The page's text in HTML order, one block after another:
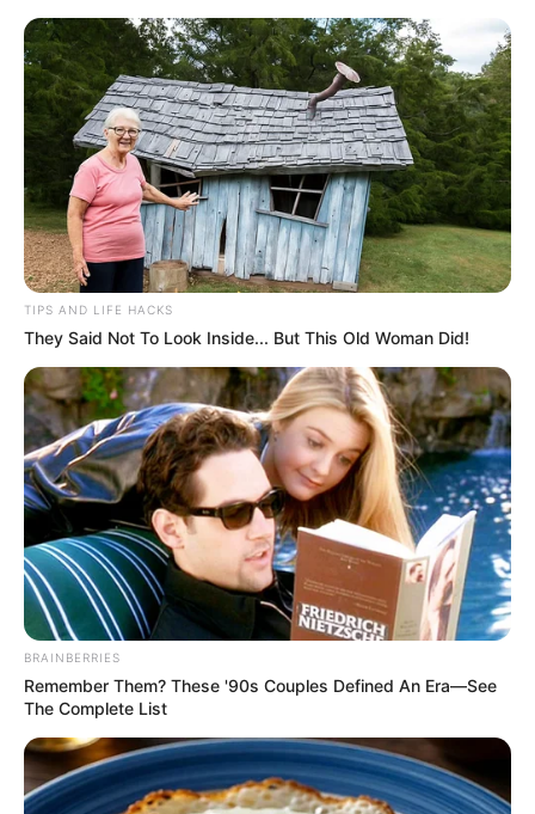
MENU
ET
WIDGETS
PRIX DE ROME PRONOSTIC
QUINTE+ PMU 09-03-2025
TIPS AND LIFE HACKS
They Said Not To Look Inside... But This Old Woman Did!
BRAINBERRIES
Remember Them? These '90s Couples Defined An Era—See
The Complete List